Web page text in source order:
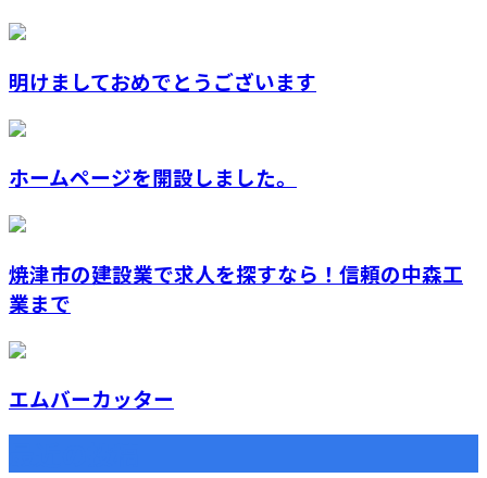
明けましておめでとうございます
ホームページを開設しました。
焼津市の建設業で求人を探すなら！信頼の中森工
業まで
エムバーカッター